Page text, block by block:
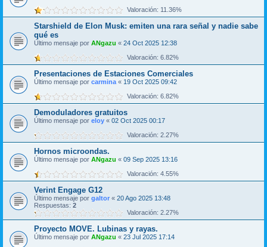
Valoración: 11.36%
Starshield de Elon Musk: emiten una rara señal y nadie sabe
qué es
Último mensaje por ANgazu « 24 Oct 2025 12:38
Valoración: 6.82%
Presentaciones de Estaciones Comerciales
Último mensaje por carmina « 19 Oct 2025 09:42
Valoración: 6.82%
Demoduladores gratuitos
Último mensaje por eloy « 02 Oct 2025 00:17
Valoración: 2.27%
Hornos microondas.
Último mensaje por ANgazu « 09 Sep 2025 13:16
Valoración: 4.55%
Verint Engage G12
Último mensaje por galtor « 20 Ago 2025 13:48
Respuestas: 2
Valoración: 2.27%
Proyecto MOVE. Lubinas y rayas.
Último mensaje por ANgazu « 23 Jul 2025 17:14